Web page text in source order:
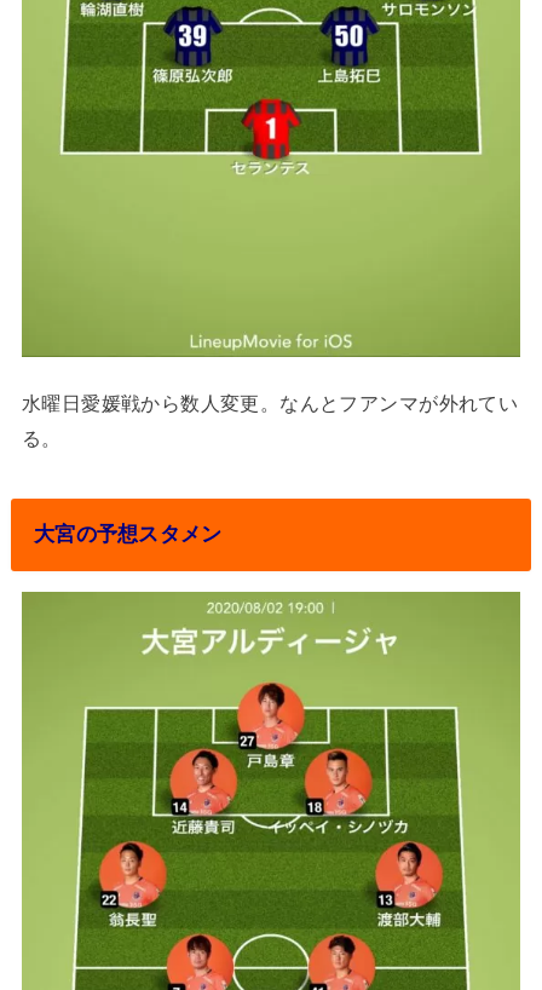
水曜日愛媛戦から数人変更。なんとフアンマが外れてい
る。
大宮の予想スタメン